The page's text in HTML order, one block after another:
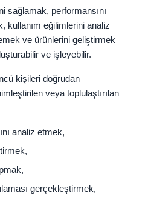
sağlamak, performansını
kullanım eğilimlerini analiz
ve ürünlerini geliştirmek
ve işleyebilir.
kişileri doğrudan
veya toplulaştırılan
analiz etmek,
gerçekleştirmek,